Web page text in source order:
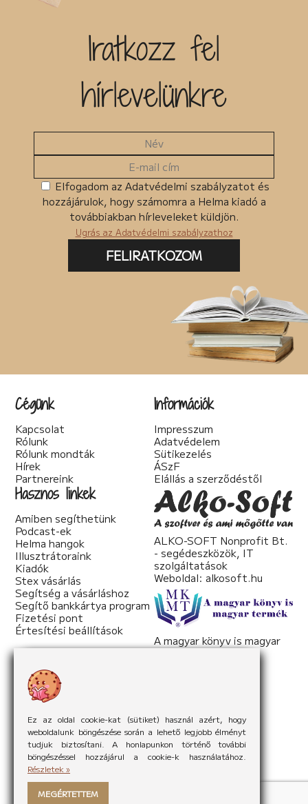
Ez az oldal cookie-kat (sütiket) használ azért, hogy
weboldalunk böngészése során a lehető legjobb élményt
tudjuk biztosítani. A honlapunkon történő további
böngészéssel hozzájárul a cookie-k használatához.
Részletek »
MEGÉRTETTEM
Iratkozz fel
hírlevelünkre
Elfogadom az Adatvédelmi szabályzatot és
hozzájárulok, hogy számomra a Helma kiadó a
továbbiakban hírleveleket küldjön.
Ugrás az Adatvédelmi szabályzathoz
FELIRATKOZOM
Cégünk
Kapcsolat
Rólunk
Rólunk mondták
Hírek
Partnereink
Információk
Impresszum
Adatvédelem
Sütikezelés
ÁSzF
Elállás a szerződéstől
Hasznos linkek
Amiben segíthetünk
Podcast-ek
Helma hangok
Illusztrátoraink
Kiadók
Stex vásárlás
Segítség a vásárláshoz
Segítő bankkártya program
Fizetési pont
Értesítési beállítások
ALKO-SOFT Nonprofit Bt.
- segédeszközök, IT
szolgáltatások
Weboldal: alkosoft.hu
A magyar könyv is magyar
termék